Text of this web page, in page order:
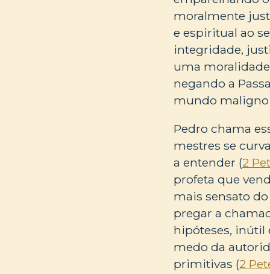
moralmente
e espiritual ao
integridade,
uma
negando a
mundo maligno
Pedro chama
mestres se
a entender (2
profeta que
mais sensato
pregar a
hipóteses, inútil
medo da
primitivas (2